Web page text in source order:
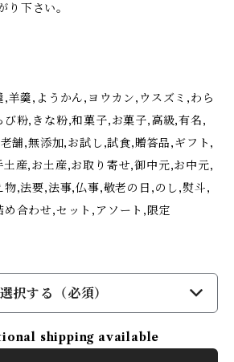
り下さい。
羊羹,ようかん,ヨウカン,ウスズミ,わら
び粉,きな粉,和菓子,お菓子,高級,有名,
舗,無添加,お試し,試食,贈答品,ギフト,
土産,お土産,お取り寄せ,御中元,お中元,
物,法要,法事,仏事,敬老の日,のし,熨斗,
め合わせ,セット,アソート,限定
選択する（必須）
shipping available